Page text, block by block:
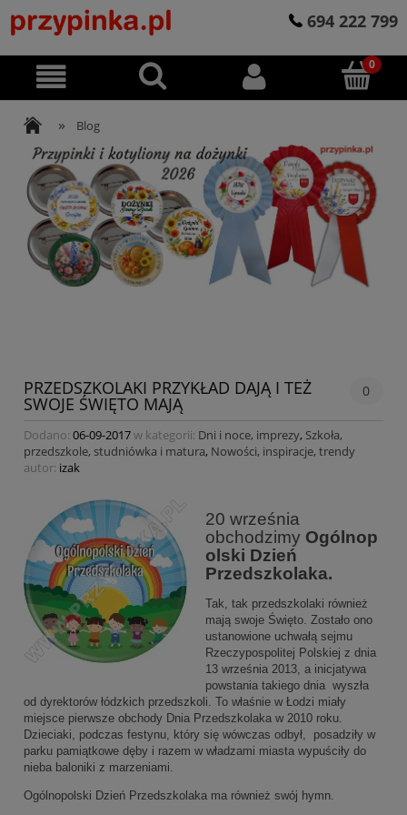
694 222 799
» Blog
PRZEDSZKOLAKI PRZYKŁAD DAJĄ I TEŻ
SWOJE ŚWIĘTO MAJĄ
0
Dodano: 06-09-2017w kategorii: Dni i noce, imprezy, Szkoła,
przedszkole, studniówka i matura, Nowości, inspiracje, trendy
autor: izak
20 września
obchodzimy Ogólnop
olski Dzień
Przedszkolaka.
Tak, tak przedszkolaki również
mają swoje Święto. Zostało ono
ustanowione uchwałą sejmu
Rzeczypospolitej Polskiej z dnia
13 września 2013, a inicjatywa
powstania takiego dnia wyszła
od dyrektorów łódzkich przedszkoli. To właśnie w Łodzi miały
miejsce pierwsze obchody Dnia Przedszkolaka w 2010 roku.
Dzieciaki, podczas festynu, który się wówczas odbył, posadziły w
parku pamiątkowe dęby i razem w władzami miasta wypuściły do
nieba baloniki z marzeniami.
Ogólnopolski Dzień Przedszkolaka ma również swój hymn.